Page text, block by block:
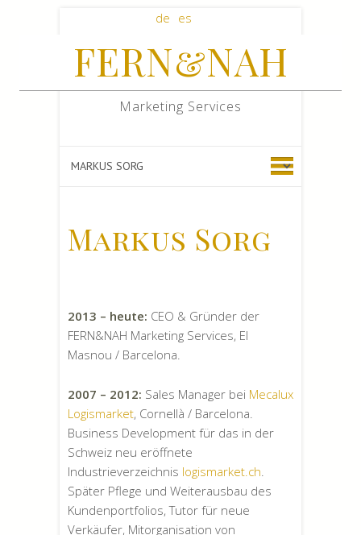
de es
Search
FERN&NAH
Marketing Services
Markus Sorg
2013 – heute: CEO & Gründer der
FERN&NAH Marketing Services, El
Masnou / Barcelona.
2007 – 2012: Sales Manager bei Mecalux
Logismarket, Cornellà / Barcelona.
Business Development für das in der
Schweiz neu eröffnete
Industrieverzeichnis logismarket.ch.
Später Pflege und Weiterausbau des
Kundenportfolios, Tutor für neue
Verkäufer, Mitorganisation von